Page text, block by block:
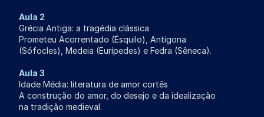
Aula 2
Grécia Antiga: a tragédia clássica
Prometeu Acorrentado (Ésquilo), Antígona
(Sófocles), Medeia (Eurípedes) e Fedra (Sêneca).
Aula 3
Idade Média: literatura de amor cortês
A construção do amor, do desejo e da idealização
na tradição medieval.